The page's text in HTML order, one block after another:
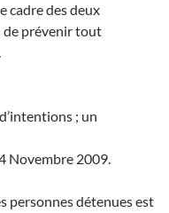
cadre des deux
prévenir tout
; un
Novembre 2009.
personnes détenues est